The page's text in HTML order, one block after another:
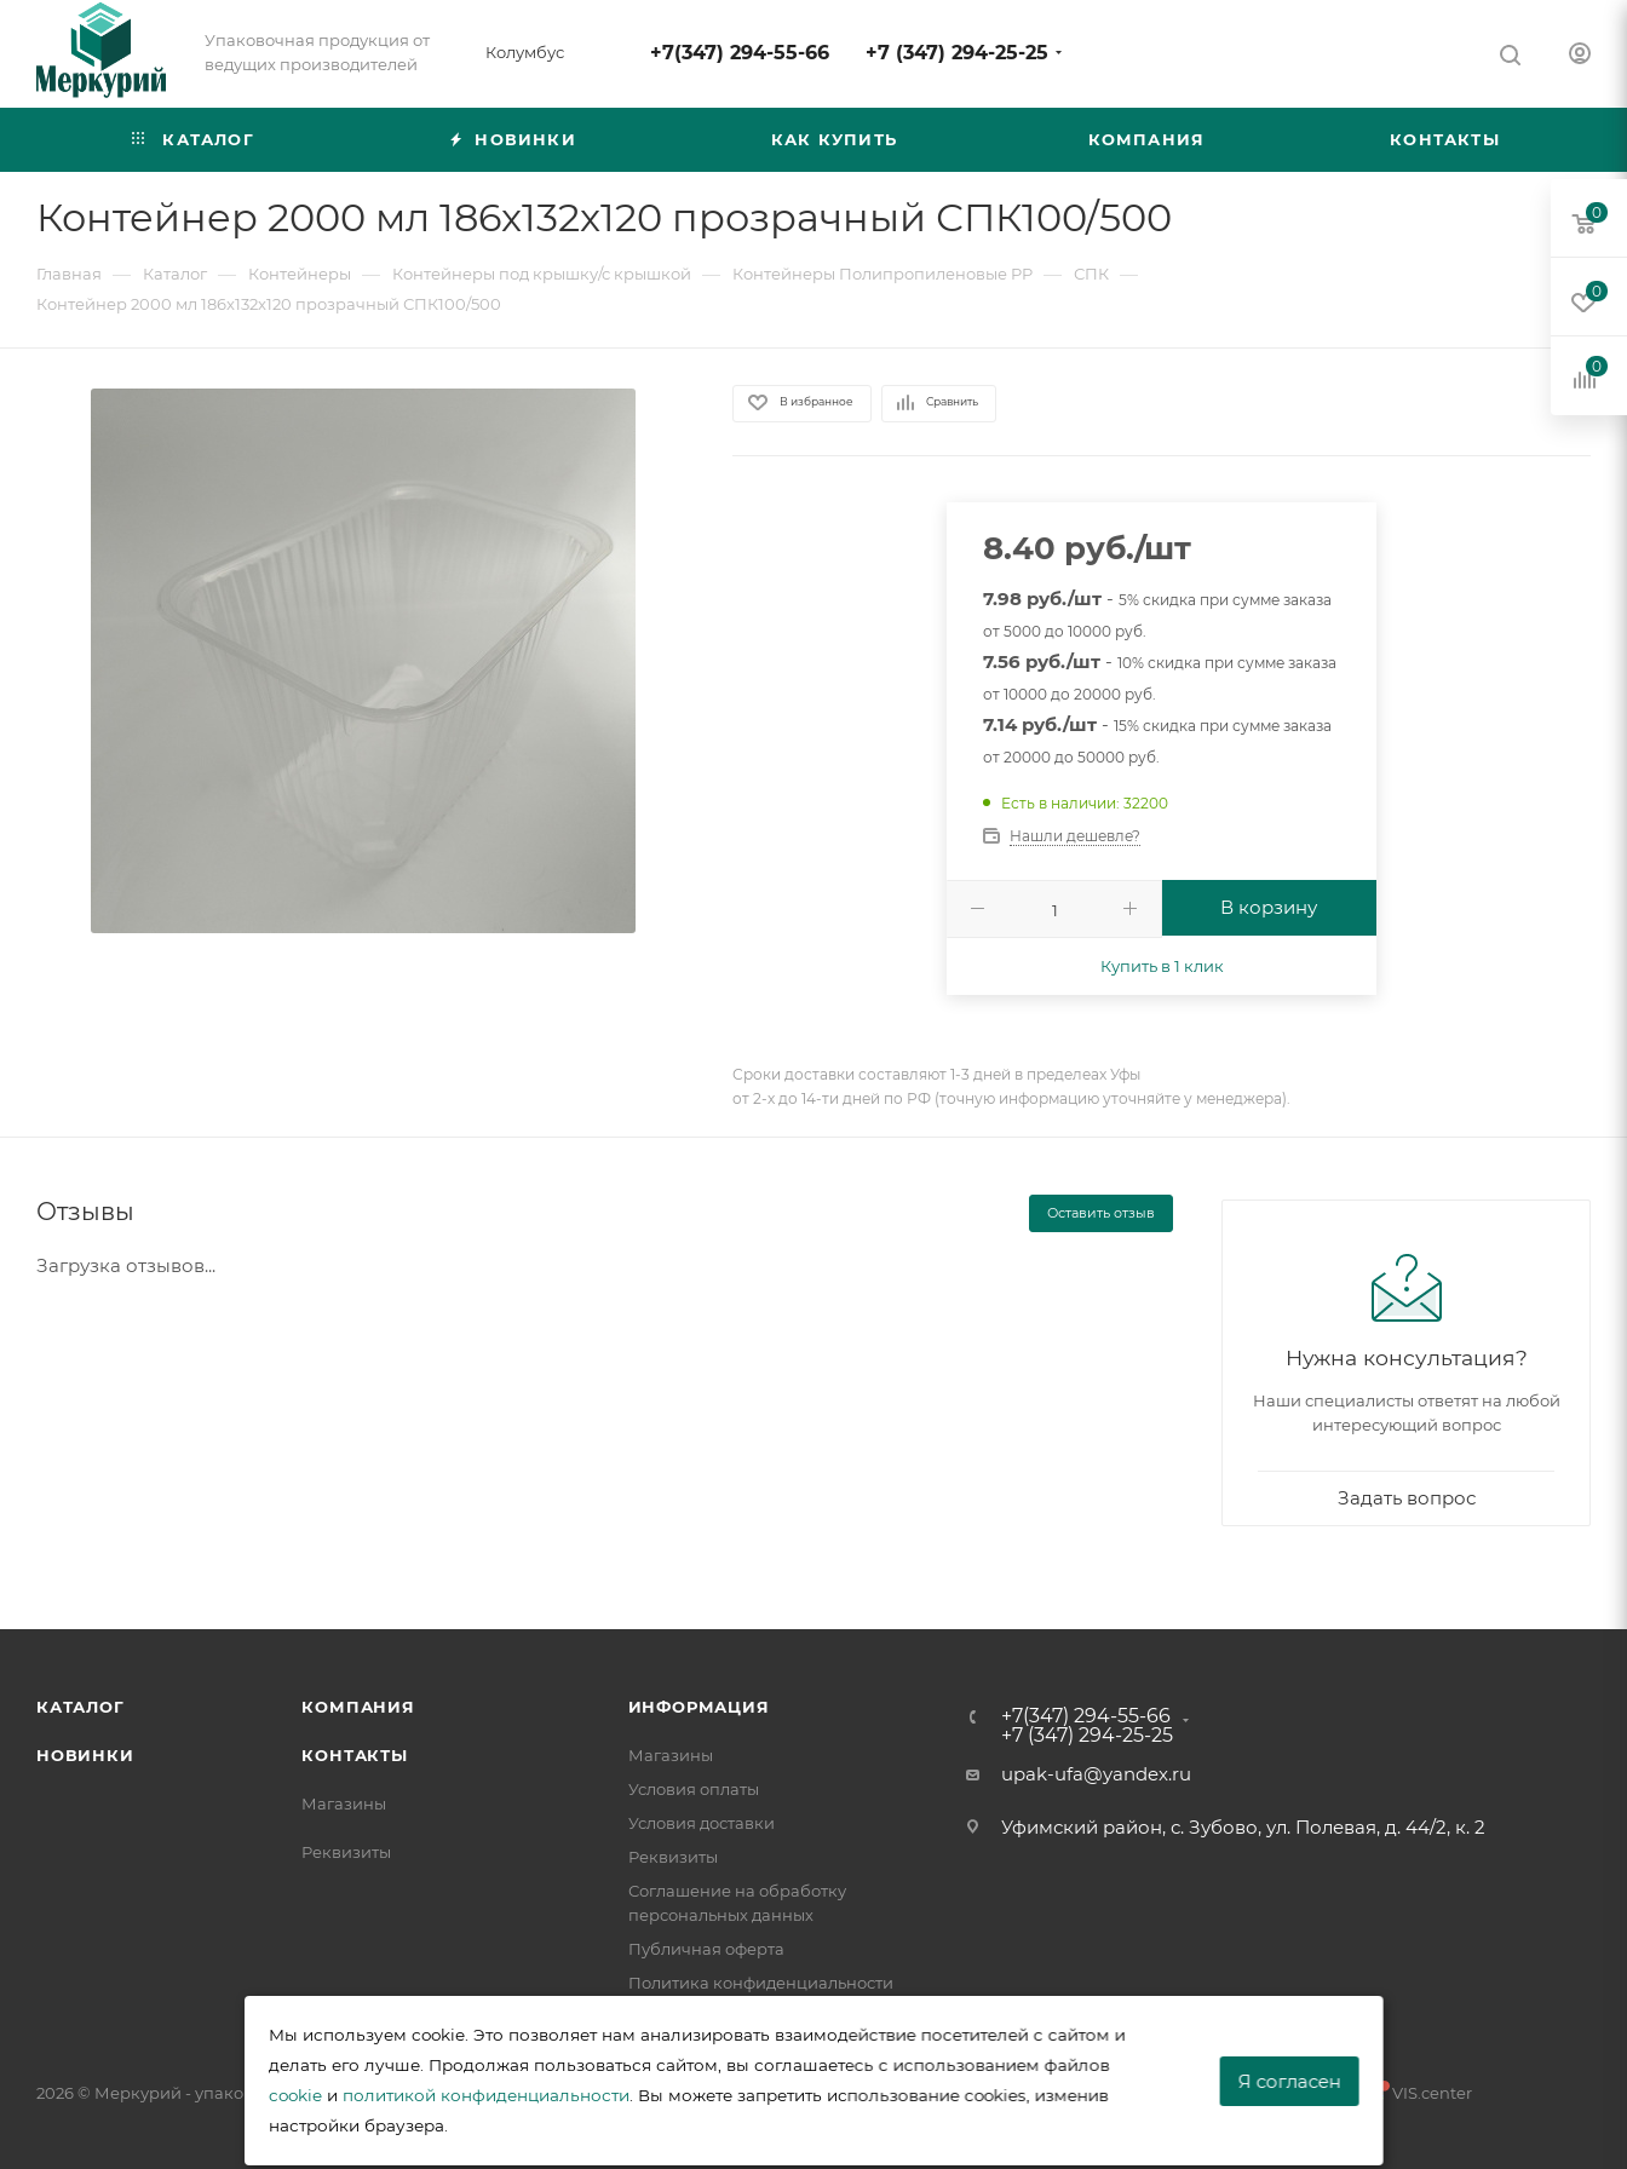
Упаковочная продукция от
ведущих производителей
Колумбус +7(347) 294-55-66 +7 (347) 294-25-25
КАТАЛОГ НОВИНКИ КАК КУПИТЬ КОМПАНИЯ КОНТАКТЫ
Контейнер 2000 мл 186x132x120 прозрачный СПК100/500
Главная — Каталог — Контейнеры — Контейнеры под крышку/с крышкой — Контейнеры Полипропиленовые PP — СПК —
Контейнер 2000 мл 186x132x120 прозрачный СПК100/500
В избранное Сравнить
8.40 руб./шт
7.98 руб./шт -5% скидка при сумме заказа
от 5000 до 10000 руб.
7.56 руб./шт -10% скидка при сумме заказа
от 10000 до 20000 руб.
7.14 руб./шт -15% скидка при сумме заказа
от 20000 до 50000 руб.
Есть в наличии: 32200
Нашли дешевле?
В корзину
Купить в 1 клик
Сроки доставки составляют 1-3 дней в пределеах Уфы
от 2-х до 14-ти дней по РФ (точную информацию уточняйте у менеджера).
Отзывы Оставить отзыв
Загрузка отзывов...
Нужна консультация?
Наши специалисты ответят на любой
интересующий вопрос
Задать вопрос
КАТАЛОГ
НОВИНКИ
КОМПАНИЯ
КОНТАКТЫ
Магазины
Реквизиты
ИНФОРМАЦИЯ
Магазины
Условия оплаты
Условия доставки
Реквизиты
Соглашение на обработку
персональных данных
Публичная оферта
Политика конфиденциальности
+7(347) 294-55-66
+7 (347) 294-25-25
upak-ufa@yandex.ru
Уфимский район, с. Зубово, ул. Полевая, д. 44/2, к. 2
2026 © Меркурий - упаковочная продукция от ведущих производителей в Уфе Разработка — VIS.center
0
0
0
Мы используем cookie. Это позволяет нам анализировать взаимодействие посетителей с сайтом и
делать его лучше. Продолжая пользоваться сайтом, вы соглашаетесь с использованием файлов
cookieи политикой конфиденциальности . Вы можете запретить использование cookies, изменив
настройки браузера.
Я согласен